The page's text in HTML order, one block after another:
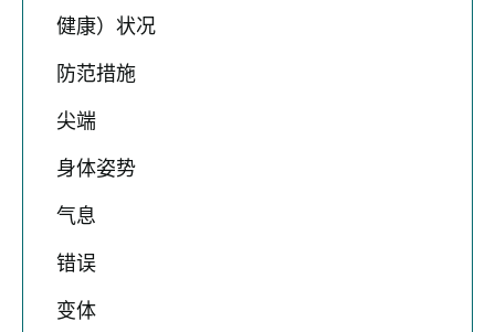
健康）状况
防范措施
尖端
身体姿势
气息
错误
变体